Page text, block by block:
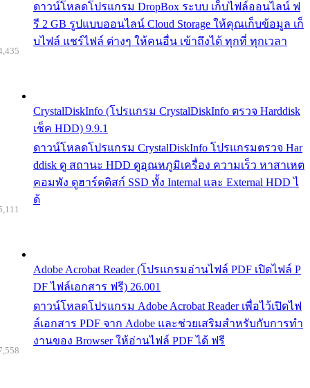
ดาวน์โหลดโปรแกรม DropBox ระบบ เก็บไฟล์ออนไลน์ ฟ
รี 2 GB รูปแบบออนไลน์ Cloud Storage ให้คุณเก็บข้อมูล เก็
บไฟล์ แชร์ไฟล์ ต่างๆ ให้คนอื่น เข้าถึงได้ ทุกที่ ทุกเวลา
CrystalDiskInfo (โปรแกรม CrystalDiskInfo ตรวจ Harddisk
เช็ค HDD) 9.9.1
ดาวน์โหลดโปรแกรม CrystalDiskInfo โปรแกรมตรวจ Har
ddisk ดู สถานะ HDD ดูอุณหภูมิเครื่อง ความเร็ว หาสาเหต
คอมพัง ดูฮาร์ดดิสก์ SSD ทั้ง Internal และ External HDD ไ
ด้
Adobe Acrobat Reader (โปรแกรมอ่านไฟล์ PDF เปิดไฟล์ P
DF ไฟล์เอกสาร ฟรี) 26.001
ดาวน์โหลดโปรแกรม Adobe Acrobat Reader เพื่อไว้เปิดไฟ
ล์เอกสาร PDF จาก Adobe และช่วยเสริมสำหรับกับการทำ
งานของ Browser ให้อ่านไฟล์ PDF ได้ ฟรี